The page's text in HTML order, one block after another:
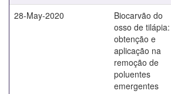
28-May-2020
Biocarvão do
osso de tilápia:
obtenção e
aplicação na
remoção de
poluentes
emergentes